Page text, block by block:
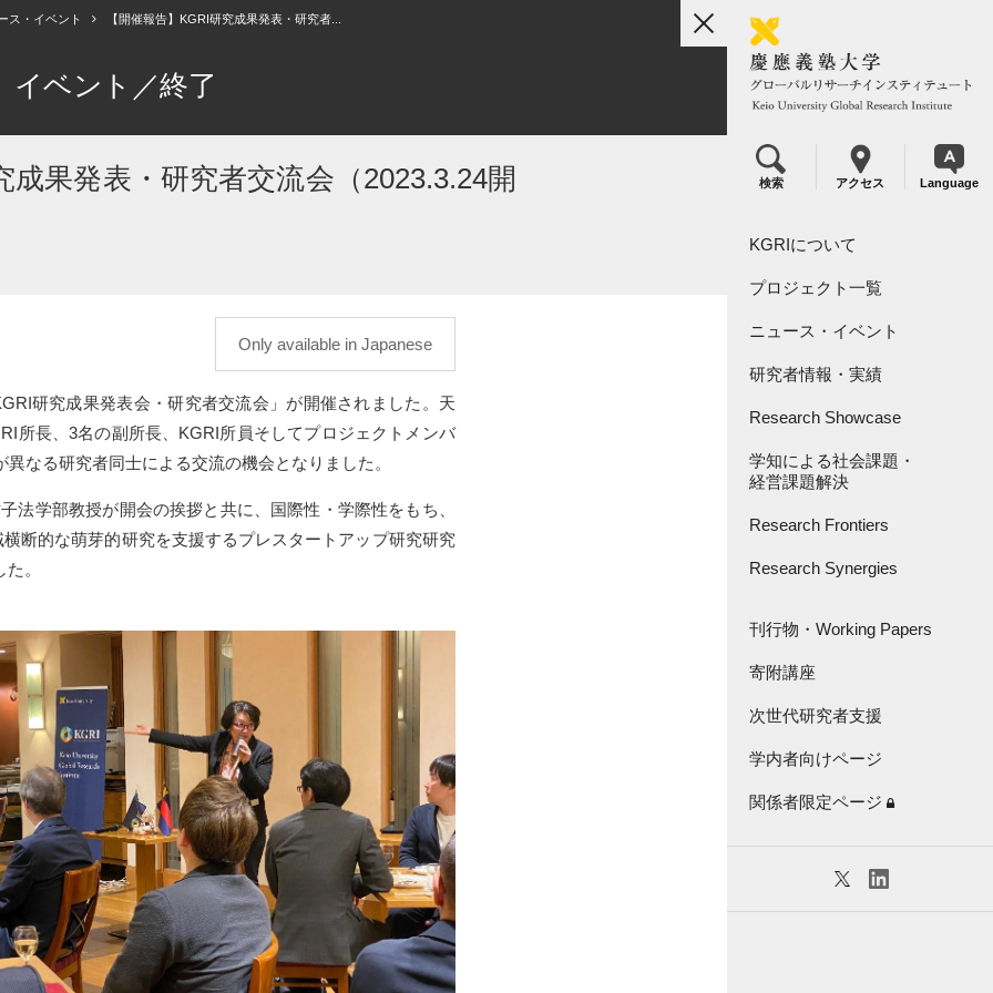
toggle
navigation
検索 アクセス Language
KGRIについて
組織概要
リーダーシップ
KGRI研究指定寄付金につい
プロジェクト一覧
KGRI研究プロジェクト
KGRI内センター
ニュース・イベント
研究者情報・実績
Research Showcase
Research Video Index
研究支援事業
Great Thinker Series
学知による社会課題・
経営課題解決
Research Frontiers
論文紹介
Research Synergies
刊行物・Working Papers
刊行物
Working Papers
寄附講座
次世代研究者支援
KGRI独自の研究補助金
特任教員紹介
学内者向けページ
関係者限定ページ
ス・イベント 【開催報告】KGRI研究成果発表・研究者...
イベント／終了
成果発表・研究者交流会（2023.3.24開
Only available in Japanese
研究成果発表会・研究者交流会」が開催されました。天
所長、3名の副所長、KGRI所員そしてプロジェクトメンバ
なる研究者同士による交流の機会となりました。
法学部教授が開会の挨拶と共に、国際性・学際性をもち、
断的な萌芽的研究を支援するプレスタートアップ研究研究
。